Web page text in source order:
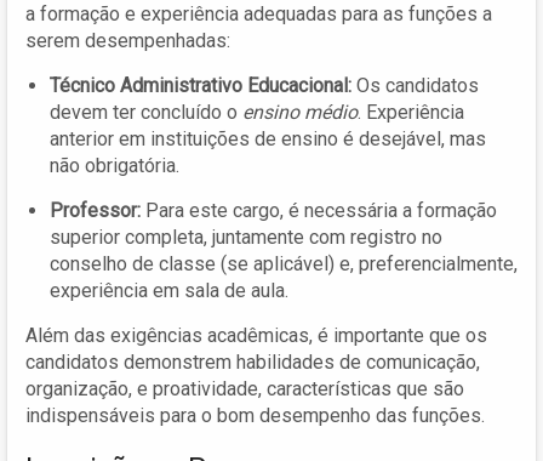
a formação e experiência adequadas para as funções a
serem desempenhadas:
Técnico Administrativo Educacional: Os candidatos
devem ter concluído o ensino médio. Experiência
anterior em instituições de ensino é desejável, mas
não obrigatória.
Professor: Para este cargo, é necessária a formação
superior completa, juntamente com registro no
conselho de classe (se aplicável) e, preferencialmente,
experiência em sala de aula.
Além das exigências acadêmicas, é importante que os
candidatos demonstrem habilidades de comunicação,
organização, e proatividade, características que são
indispensáveis para o bom desempenho das funções.